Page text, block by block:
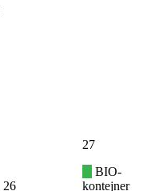
26
27
BIO-
kontejner